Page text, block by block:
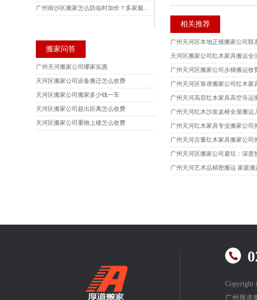
相关推荐
广州天河高层红木家具高空吊
广州天河红木家具专业搬家公
广州天河艺术品精密搬运 家庭
广州南沙区搬家怎么防临时加价？多家服务商电话实测，收费标准、搬迁场景与风险防范完整梳理
搬家问答
广州天河搬家公司哪家实惠
天河区搬家公司设备搬迁怎么收费
天河区搬家公司搬家多少钱一车
天河区搬家公司超出距离怎么收费
天河区搬家公司重物上楼怎么收费
Copyright
广州厚道